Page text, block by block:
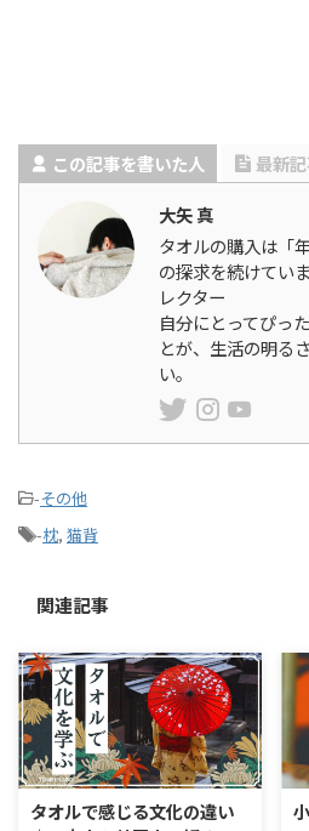
この記事を書いた人
最新
大矢 真
タオルの購入は「
の探求を続けてい
レクター
自分にとってぴっ
とが、生活の明る
い。
-その他
-枕, 猫背
関連記事
タオルで感じる文化の違い